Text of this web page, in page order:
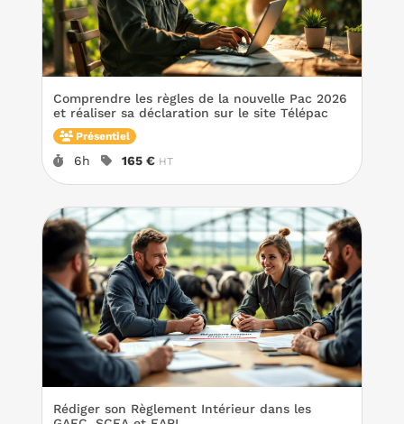
Comprendre les règles de la nouvelle Pac 2026
et réaliser sa déclaration sur le site Télépac
Présentiel
Durée :
6h Prix :
165 € HT
Rédiger son Règlement Intérieur dans les